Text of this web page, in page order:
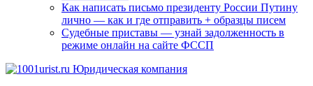
Как написать письмо президенту России Путину
лично — как и где отправить + образцы писем
Судебные приставы — узнай задолженность в
режиме онлайн на сайте ФССП